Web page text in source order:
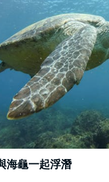
海龜一起浮潛